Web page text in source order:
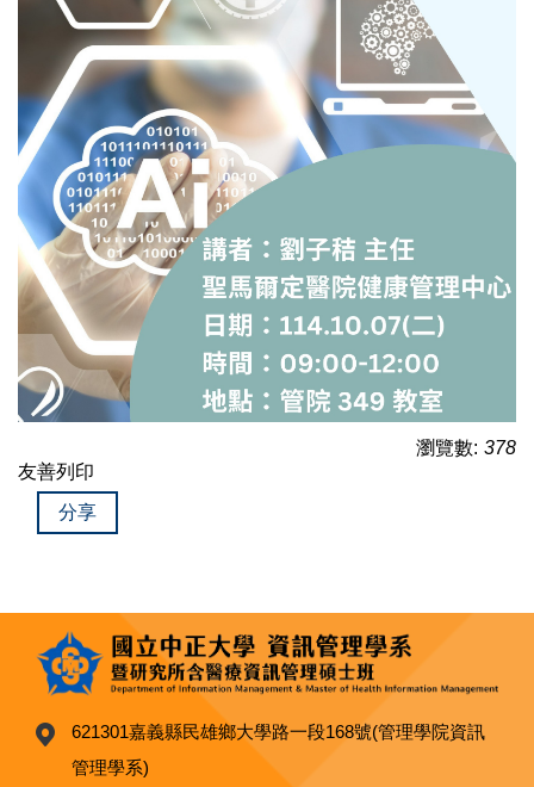
瀏覽數: 378
友善列印
分享
621301嘉義縣民雄鄉大學路一段168號(管理學院資訊
管理學系)